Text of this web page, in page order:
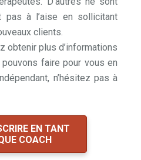
pas à l’aise en sollicitant
clients.
obtenir plus d’informations
faire pour vous en
n’hésitez pas à
EN TANT
COACH